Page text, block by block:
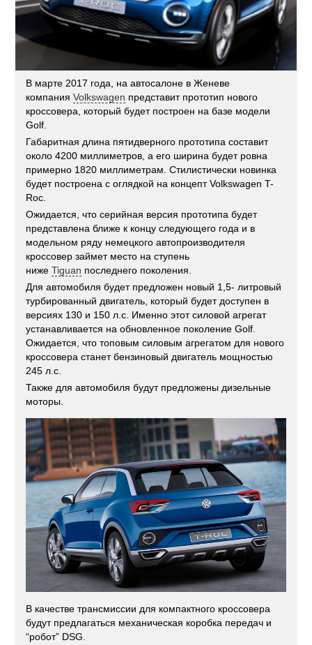
В марте 2017 года, на автосалоне в Женеве
компанияVolkswagen представит прототип нового
кроссовера, который будет построен на базе модели
Golf.
Габаритная длина пятидверного прототипа составит
около 4200 миллиметров, а его ширина будет ровна
примерно 1820 миллиметрам. Стилистически новинка
будет построена с оглядкой на концепт Volkswagen T-
Roc.
Ожидается, что серийная версия прототипа будет
представлена ближе к концу следующего года и в
модельном ряду немецкого автопроизводителя
кроссовер займет место на ступень
нижеTiguan последнего поколения.
Для автомобиля будет предложен новый 1,5- литровый
турбированный двигатель, который будет доступен в
версиях 130 и 150 л.с. Именно этот силовой агрегат
устанавливается на обновленное поколение Golf.
Ожидается, что топовым силовым агрегатом для нового
кроссовера станет бензиновый двигатель мощностью
245 л.с.
Также для автомобиля будут предложены дизельные
моторы.
В качестве трансмиссии для компактного кроссовера
будут предлагаться механическая коробка передач и
“робот” DSG.